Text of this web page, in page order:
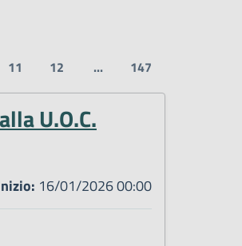
11 12 ... 147
U.O.C.
16/01/2026 00:00